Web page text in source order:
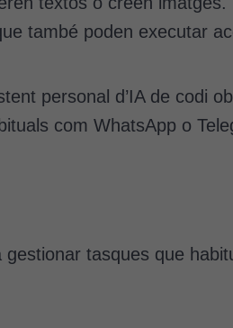
també poden executar
personal d’IA de codi
com WhatsApp o
tasques que